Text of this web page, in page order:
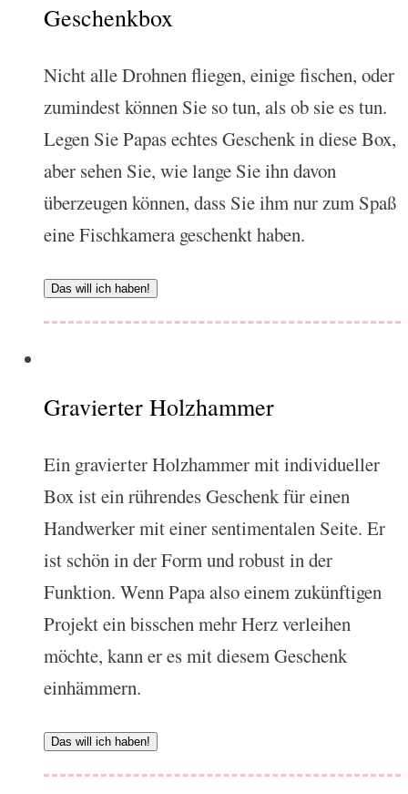
Geschenkbox
Nicht alle Drohnen fliegen, einige fischen, oder
zumindest können Sie so tun, als ob sie es tun.
Legen Sie Papas echtes Geschenk in diese Box,
aber sehen Sie, wie lange Sie ihn davon
überzeugen können, dass Sie ihm nur zum Spaß
eine Fischkamera geschenkt haben.
Das will ich haben!
Gravierter Holzhammer
Ein gravierter Holzhammer mit individueller
Box ist ein rührendes Geschenk für einen
Handwerker mit einer sentimentalen Seite. Er
ist schön in der Form und robust in der
Funktion. Wenn Papa also einem zukünftigen
Projekt ein bisschen mehr Herz verleihen
möchte, kann er es mit diesem Geschenk
einhämmern.
Das will ich haben!